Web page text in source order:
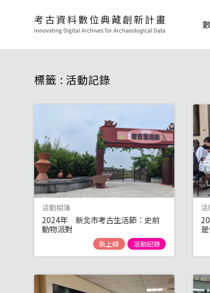
標籤 : 活動記錄
活動相簿
2024年 新北市考古生活節：史前
動物派對
新上線 活動記錄
活